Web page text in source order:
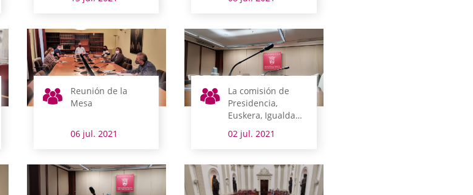
Reunión de la
Mesa
06 jul. 2021
La comisión de
Presidencia,
Euskera, Igualdad
y Derechos
Humanos y la
Axpuru abren la
semana legislativa
02 jul. 2021